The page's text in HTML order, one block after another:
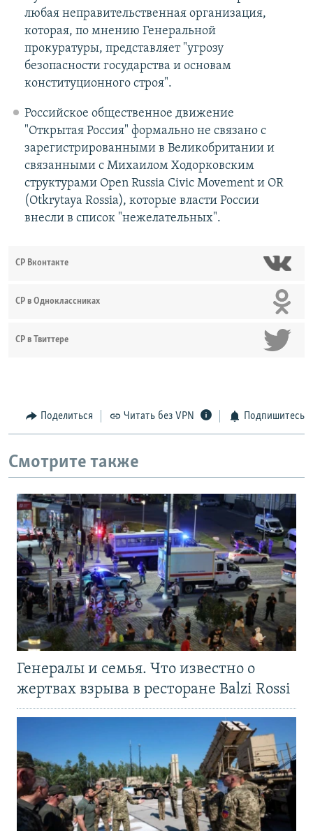
любая неправительственная организация,
которая, по мнению Генеральной
прокуратуры, представляет "угрозу
безопасности государства и основам
конституционного строя".
Российское общественное движение
"Открытая Россия" формально не связано с
зарегистрированными в Великобритании и
связанными с Михаилом Ходорковским
структурами Open Russia Civic Movement и OR
(Otkrytaya Rossia), которые власти России
внесли в список "нежелательных".
СР Вконтакте
СР в Одноклассниках
СР в Твиттере
Поделиться Читать без VPN Подпишитесь
Смотрите также
Генералы и семья. Что известно о
жертвах взрыва в ресторане Balzi Rossi